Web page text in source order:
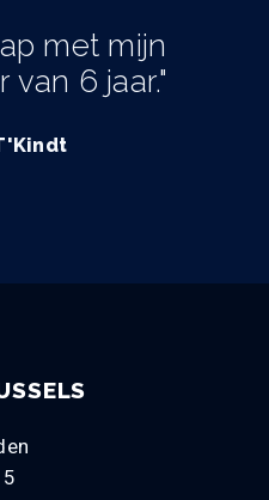
met mijn
van 6 jaar."